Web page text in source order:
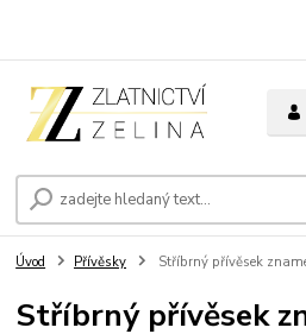
Úvod Přívěsky Stříbrný přívěsek
Stříbrný přívěsek